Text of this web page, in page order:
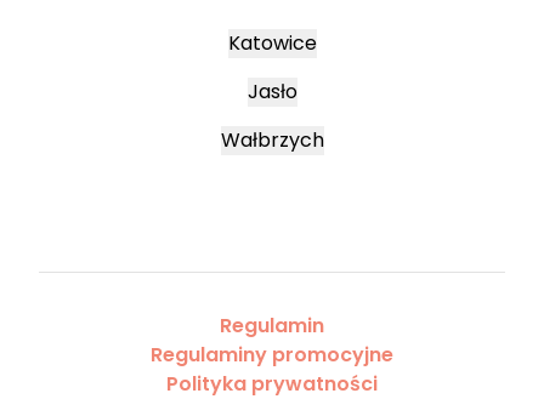
Katowice
Jasło
Wałbrzych
Regulamin
Regulaminy promocyjne
Polityka prywatności